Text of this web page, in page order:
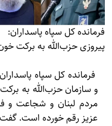
فرمانده کل سپاه پاسداران:
پیروزی حزب‌الله به برکت
فرمانده کل سپاه
و سازمان حزب‌الله به
مردم لبنان و شجاعت و
عزیز رقم خورده است.